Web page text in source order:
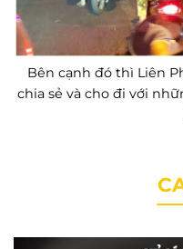
Bên cạnh đó thì Liên
chia sẻ và cho đi với